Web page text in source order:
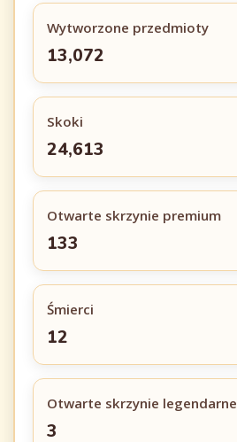
Wytworzone przedmioty
13,072
Skoki
24,613
Otwarte skrzynie premium
133
Śmierci
12
Otwarte skrzynie legendarne
3